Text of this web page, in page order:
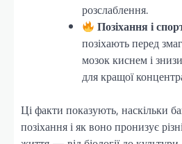
розслаблення.
Позіхання і
позіхають перед
мозок киснем і
для кращої
Ці факти показують, наскільки
позіхання і як воно пронизує